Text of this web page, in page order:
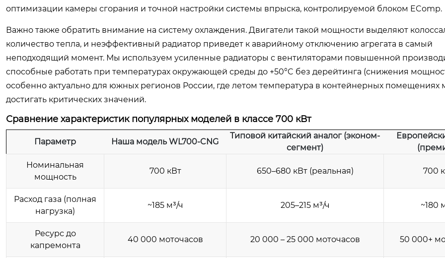
оптимизации камеры сгорания и точной настройки системы впрыска, контролируемой блоком EComp.
Важно также обратить внимание на систему охлаждения. Двигатели такой мощности выделяют
количество тепла, и неэффективный радиатор приведет к аварийному отключению агрегата в самый
неподходящий момент. Мы используем усиленные радиаторы с вентиляторами повышенной
способные работать при температурах окружающей среды до +50°C без дерейтинга (снижения
особенно актуально для южных регионов России, где летом температура в контейнерных помещениях
достигать критических значений.
Сравнение характеристик популярных моделей в классе 700 кВт
Параметр Наша модель WL700-CNG
Типовой китайский аналог (эконом-
сегмент)
Номинальная
мощность
700 кВт 650–680 кВт (реальная) 700
Расход газа (полная
нагрузка)
~185 м³/ч 205–215 м³/ч ~180
Ресурс до
капремонта
40 000 моточасов 20 000 – 25 000 моточасов 50 000+